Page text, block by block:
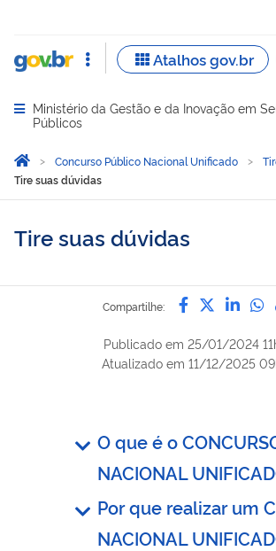
Abrir menu principal de navegação
Ministério da Gestão e da Inovação em
Públicos
Você está aqui:
Página Inicial
Concurso Público Nacional Unificado
Tire suas dúvidas
Tire suas dúvidas
Compartilhe:
Publicado em 25/01/2024
Atualizado em 11/12/2025
O que é o
NACIONAL
Por que realizar um
NACIONAL